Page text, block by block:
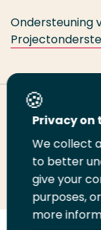
Ondersteuning
Deel deze pagina
Deel
LinkedIn
Deel
op
Twitter
op
Privacy on
We collect
to better
give your
purposes,
more